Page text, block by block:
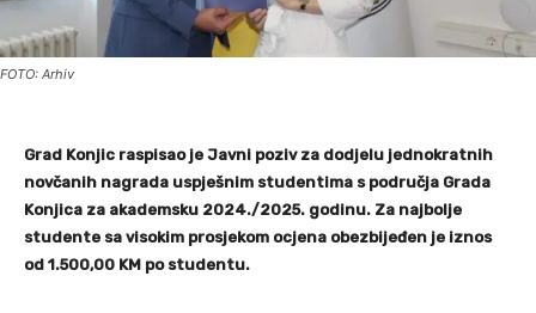
FOTO: Arhiv
Grad Konjic raspisao je Javni poziv za dodjelu jednokratnih
novčanih nagrada uspješnim studentima s područja Grada
Konjica za akademsku 2024./2025. godinu. Za najbolje
studente sa visokim prosjekom ocjena obezbijeđen je iznos
od 1.500,00 KM po studentu.